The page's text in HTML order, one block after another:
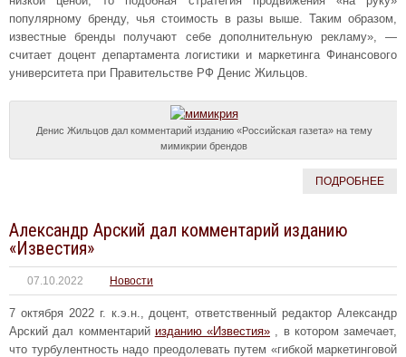
популярному бренду, чья стоимость в разы выше. Таким образом,
известные бренды получают себе дополнительную рекламу», —
считает доцент департамента логистики и маркетинга Финансового
университета при Правительстве РФ Денис Жильцов.
Денис Жильцов дал комментарий изданию «Российская газета» на тему
мимикрии брендов
ПОДРОБНЕЕ
Александр Арский дал комментарий изданию
«Известия»
07.10.2022 Новости
7 октября 2022 г. к.э.н., доцент, ответственный редактор Александр
Арский дал комментарий изданию «Известия» , в котором замечает,
что турбулентность надо преодолевать путем «гибкой маркетинговой